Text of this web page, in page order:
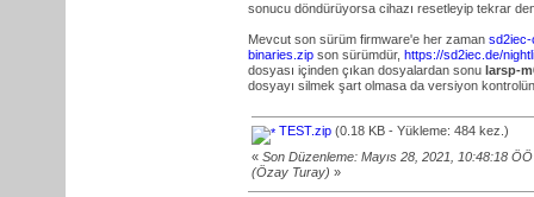
sonucu döndürüyorsa cihazı resetleyip tekrar
Mevcut son sürüm firmware'e her zaman
binaries.zip son sürümdür, https://sd2iec.de/
dosyası içinden çıkan dosyalardan sonu larsp-
dosyayı silmek şart olmasa da versiyon
TEST.zip (0.18 KB - Yükleme: 484 kez.)
« Son Düzenleme: Mayıs 28, 2021, 10:48:18
(Özay Turay) »